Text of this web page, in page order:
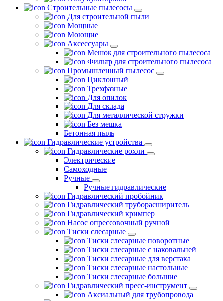
Строительные пылесосы
Для строительной пыли
Мощные
Моющие
Аксессуары
Мешок для строительного пылесоса
Фильтр для строительного пылесоса
Промышленный пылесос
Циклонный
Трехфазные
Для опилок
Для склада
Для металлической стружки
Без мешка
Бетонная пыль
Гидравлические устройства
Гидравлические рохли
Электрические
Самоходные
Ручные
Ручные гидравлические
Гидравлический пробойник
Гидравлический труборасширитель
Гидравлический кримпер
Насос опрессовочный ручной
Тиски слесарные
Тиски слесарные поворотные
Тиски слесарные с наковальней
Тиски слесарные для верстака
Тиски слесарные настольные
Тиски слесарные большие
Гидравлический пресс-инструмент
Аксиальный для трубопровода